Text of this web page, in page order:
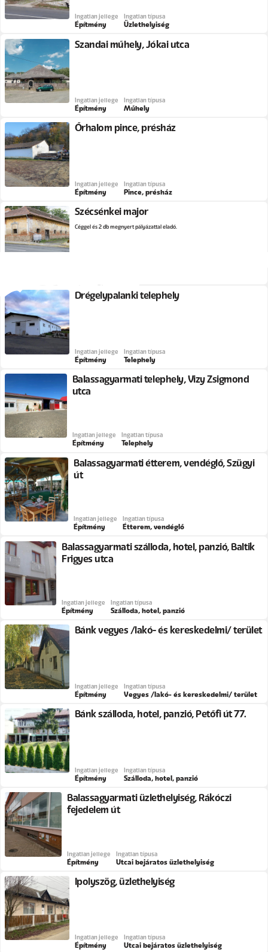
Ingatlan jellege
Építmény
Ingatlan típusa
Üzlethelyiség
Szandai műhely, Jókai utca
Ingatlan jellege
Építmény
Ingatlan típusa
Műhely
Őrhalom pince, présház
Ingatlan jellege
Építmény
Ingatlan típusa
Pince, présház
Szécsénkei major
Céggel és 2 db megnyert pályázattal eladó.
Drégelypalánki telephely
Ingatlan jellege
Építmény
Ingatlan típusa
Telephely
Balassagyarmati telephely, Vizy Zsigmond
utca
Ingatlan jellege
Építmény
Ingatlan típusa
Telephely
Balassagyarmati étterem, vendéglő, Szügyi
út
Ingatlan jellege
Építmény
Ingatlan típusa
Étterem, vendéglő
Balassagyarmati szálloda, hotel, panzió, Baltik
Frigyes utca
Ingatlan jellege
Építmény
Ingatlan típusa
Szálloda, hotel, panzió
Bánk vegyes /lakó- és kereskedelmi/ terület
Ingatlan jellege
Építmény
Ingatlan típusa
Vegyes /lakó- és kereskedelmi/ terület
Bánk szálloda, hotel, panzió, Petőfi út 77.
Ingatlan jellege
Építmény
Ingatlan típusa
Szálloda, hotel, panzió
Balassagyarmati üzlethelyiség, Rákóczi
fejedelem út
Ingatlan jellege
Építmény
Ingatlan típusa
Utcai bejáratos üzlethelyiség
Ipolyszög, üzlethelyiség
Ingatlan jellege
Építmény
Ingatlan típusa
Utcai bejáratos üzlethelyiség